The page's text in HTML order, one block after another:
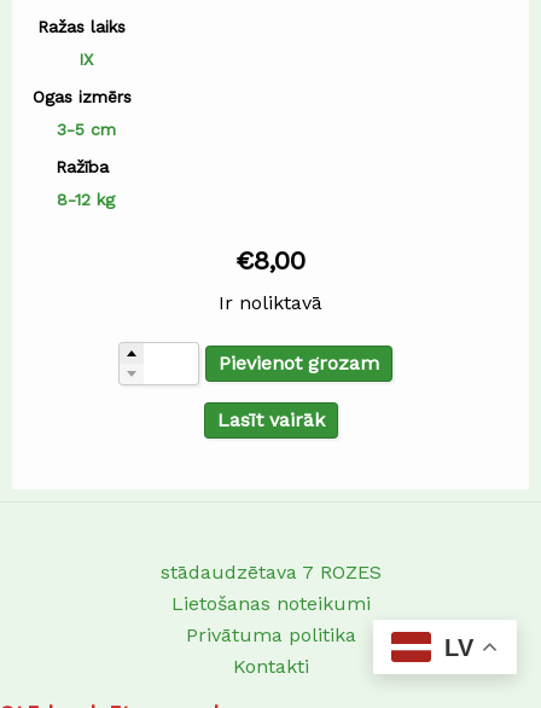
Ražas laiks
IX
Ogas izmērs
3-5 cm
Ražība
8-12 kg
€8,00
Ir noliktavā
Pievienot grozam
Lasīt vairāk
stādaudzētava 7 ROZES
Lietošanas noteikumi
Privātuma politika
Kontakti
LV